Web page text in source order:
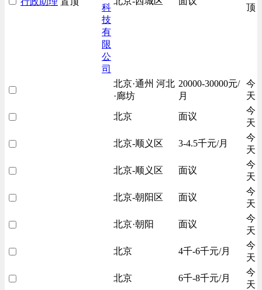
科
技
有
限
公
司
顶
北京·通州 河北
·廊坊
20000-30000元/
月
今
天
北京 面议
今
天
北京-顺义区 3-4.5千元/月
今
天
北京-顺义区 面议
今
天
北京-朝阳区 面议
今
天
北京·朝阳 面议
今
天
北京 4千-6千元/月
今
天
北京 6千-8千元/月
今
天